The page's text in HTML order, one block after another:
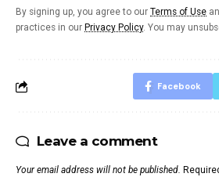
By signing up, you agree to our Terms of Use
practices in our Privacy Policy. You may
Facebook
Leave a comment
Your email address will not be published.